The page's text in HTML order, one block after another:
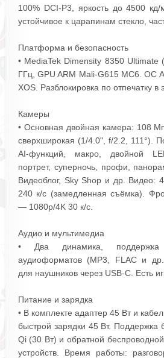
100% DCI‑P3, яркость до 4500
устойчивое к царапинам стекло,
Платформа и безопасность
• MediaTek Dimensity 8350
ГГц, GPU ARM Mali‑G615 MC6. ОС
XOS. Разблокировка по отпечатку в
Камеры
• Основная двойная камера: 108
сверхширокая (1/4.0", f/2.2, 111°).
AI‑функций, макро, двойной
портрет, суперночь, профи,
Видеоблог, Sky Shop и др. Видео:
240 к/с (замедленная съёмка).
— 1080p/4K 30 к/с.
Аудио и мультимедиа
• Два динамика, поддержка
аудиоформатов (MP3, FLAC и
для наушников через USB‑C. Есть
Питание и зарядка
• В комплекте адаптер 45 Вт и
быстрой зарядки 45 Вт. Поддержка
Qi (30 Вт) и обратной
устройств. Время работы: